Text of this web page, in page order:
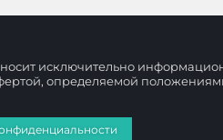
носит исключительно
определяемой